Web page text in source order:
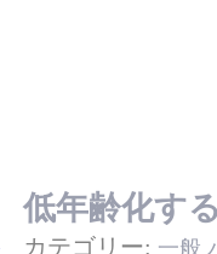
低年齢化す
カテゴリー: 一般